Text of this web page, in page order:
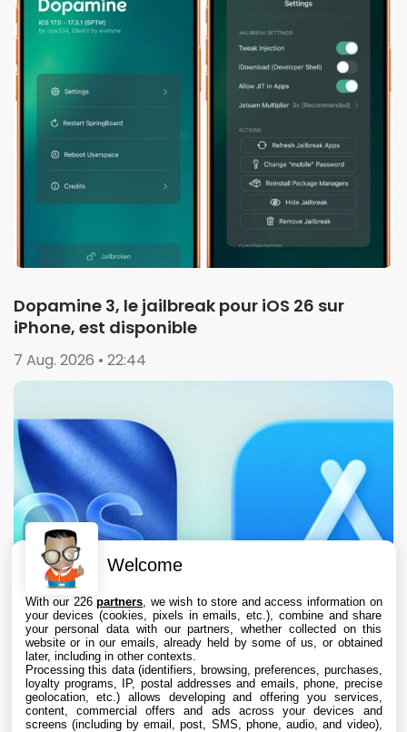
Dopamine 3, le jailbreak pour iOS 26 sur
iPhone, est disponible
7 Aug. 2026 • 22:44
L’App Store est en panne pour plusieurs
Welcome
With our 226partners , we wish to store and access information on
your devices (cookies, pixels in emails, etc.), combine and share
your personal data with our partners, whether collected on this
website or in our emails, already held by some of us, or obtained
later, including in other contexts.
Processing this data (identifiers, browsing, preferences, purchases,
loyalty programs, IP, postal addresses and emails, phone, precise
geolocation, etc.) allows developing and offering you services,
content, commercial offers and ads across your devices and
screens (including by email, post, SMS, phone, audio, and video),